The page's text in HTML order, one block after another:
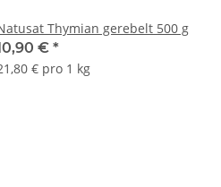
Thymian gerebelt 500 g
€ *
€ pro 1 kg